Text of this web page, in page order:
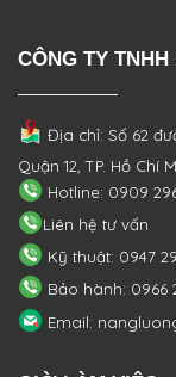
CÔNG TY
Địa chỉ: Số 62
Quận 12, TP. Hồ Chí
Hotline: 0909
Liên hệ tư vấn
Kỹ thuật: 0947
Bảo hành: 0966
Email: